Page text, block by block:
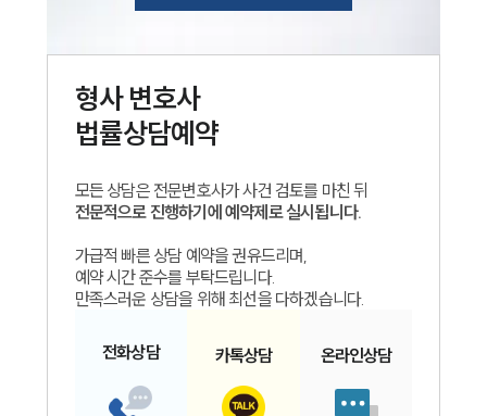
형사변호사
법률상담예약
모든 상담은 전문변호사가 사건 검토를 마친 뒤
전문적으로 진행하기에 예약제로 실시됩니다.
가급적 빠른 상담 예약을 권유드리며,
예약 시간 준수를 부탁드립니다.
만족스러운 상담을 위해 최선을 다하겠습니다.
전화상담 카톡상담 온라인상담